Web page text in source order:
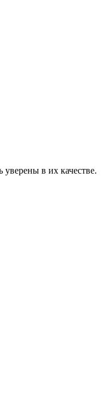
в их качестве.